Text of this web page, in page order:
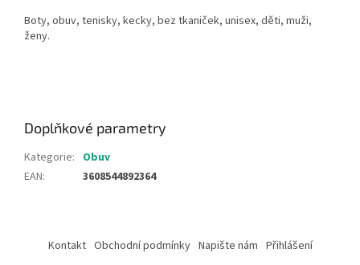
Boty, obuv, tenisky, kecky, bez tkaniček, unisex, děti, muži,
ženy.
Doplňkové parametry
Kategorie: Obuv
EAN: 3608544892364
Kontakt Obchodní podmínky Napište nám Přihlášení